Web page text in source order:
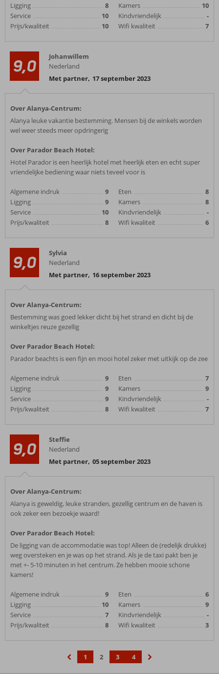
Ligging
8
Service
10
Prijs/kwaliteit
10
Kamers
10
Kindvriendelijk
-
Wifi kwaliteit
7
9,0
Johanwillem
Nederland
Met partner, 17 september 2023
Over Alanya-Centrum:
Alanya leuke vakantie bestemming. Mensen bij de winkels worden
wel weer steeds meer opdringerig
Over Parador Beach Hotel:
Hotel Parador is een heerlijk hotel met heerlijk eten en echt super
vriendelijke bediening waar niets teveel voor is
Algemene indruk
9
Ligging
9
Service
10
Prijs/kwaliteit
8
Eten
8
Kamers
8
Kindvriendelijk
-
Wifi kwaliteit
6
9,0
Sylvia
Nederland
Met partner, 16 september 2023
Over Alanya-Centrum:
Bestemming was goed lekker dicht bij het strand en dicht bij de
winkeltjes reuze gezellig
Over Parador Beach Hotel:
Parador beachts is een fijn en mooi hotel zeker met uitkijk op de zee
Algemene indruk
9
Ligging
9
Service
9
Prijs/kwaliteit
8
Eten
7
Kamers
9
Kindvriendelijk
-
Wifi kwaliteit
7
9,0
Steffie
Nederland
Met partner, 05 september 2023
Over Alanya-Centrum:
Alanya is geweldig, leuke stranden, gezellig centrum en de haven is
ook zeker een bezoekje waard!
Over Parador Beach Hotel:
De ligging van de accommodatie was top! Alleen de (redelijk drukke)
weg oversteken en je was op het strand. Als je de taxi pakt ben je
met +- 5-10 minuten in het centrum. Ze hebben mooie schone
kamers!
Algemene indruk
9
Ligging
10
Service
7
Prijs/kwaliteit
8
Eten
6
Kamers
9
Kindvriendelijk
-
Wifi kwaliteit
3
1 2 3
4